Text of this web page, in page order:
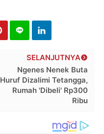
SELANJUTNYA
Ngenes Nenek Buta
Huruf Dizalimi Tetangga,
Rumah 'Dibeli' Rp300
Ribu